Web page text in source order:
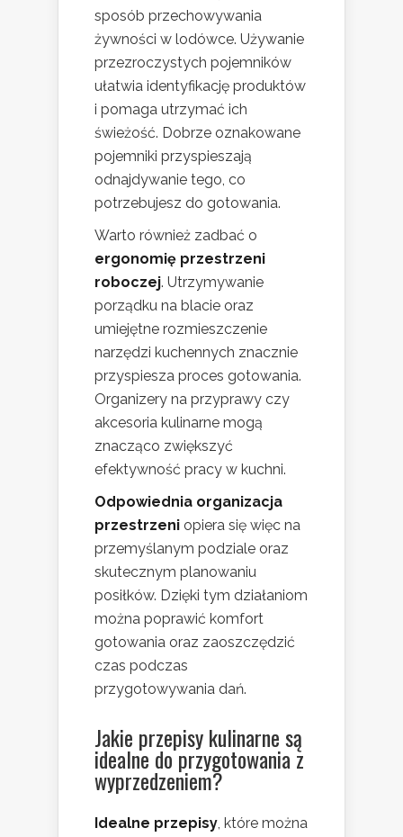
sposób przechowywania
żywności w lodówce. Używanie
przezroczystych pojemników
ułatwia identyfikację produktów
i pomaga utrzymać ich
świeżość. Dobrze oznakowane
pojemniki przyspieszają
odnajdywanie tego, co
potrzebujesz do gotowania.
Warto również zadbać o
ergonomię przestrzeni
roboczej. Utrzymywanie
porządku na blacie oraz
umiejętne rozmieszczenie
narzędzi kuchennych znacznie
przyspiesza proces gotowania.
Organizery na przyprawy czy
akcesoria kulinarne mogą
znacząco zwiększyć
efektywność pracy w kuchni.
Odpowiednia organizacja
przestrzeni opiera się więc na
przemyślanym podziale oraz
skutecznym planowaniu
posiłków. Dzięki tym działaniom
można poprawić komfort
gotowania oraz zaoszczędzić
czas podczas
przygotowywania dań.
Jakie przepisy kulinarne są
idealne do przygotowania z
wyprzedzeniem?
Idealne przepisy, które można